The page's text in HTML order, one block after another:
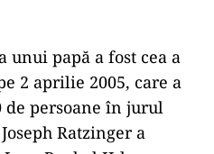
papă a fost cea a
2 aprilie 2005, care a
de persoane în jurul
Ratzinger a